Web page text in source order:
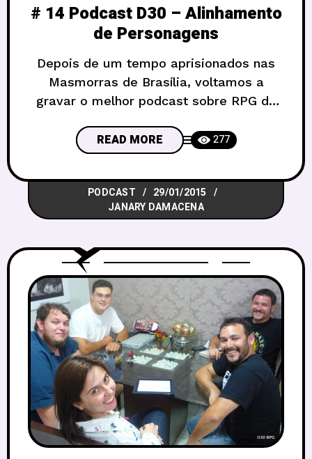
# 14 Podcast D30 – Alinhamento
de Personagens
Depois de um tempo aprisionados nas
Masmorras de Brasília, voltamos a
gravar o melhor podcast sobre RPG do
Agora que todos temos em mãos a
santa trindade do RPG, conhecidos como
os três livros básicos de D&D 5ed,
aproveitamos para nos debruçar sobre a
“nova” interpretação de uma
READ MORE 277
PODCAST
29/01/2015
JANARY DAMACENA